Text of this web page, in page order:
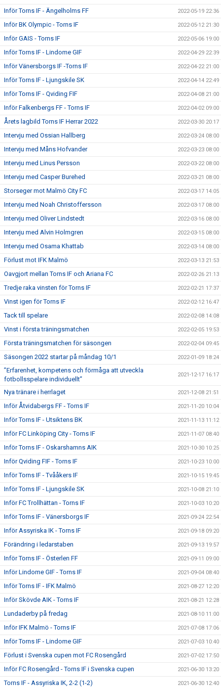
Inför Torns IF - Ängelholms FF 2022-05-19 22:36
Inför BK Olympic - Torns IF 2022-05-12 21:30
Inför GAIS - Torns IF 2022-05-06 19:00
Inför Torns IF - Lindome GIF 2022-04-29 22:39
Inför Vänersborgs IF -Torns IF 2022-04-22 21:00
Inför Torns IF - Ljungskile SK 2022-04-14 22:49
Inför Torns IF - Qviding FIF 2022-04-08 21:00
Inför Falkenbergs FF - Torns IF 2022-04-02 09:00
Årets lagbild Torns IF Herrar 2022 2022-03-30 20:17
Intervju med Ossian Hallberg 2022-03-24 08:00
Intervju med Måns Hofvander 2022-03-23 08:00
Intervju med Linus Persson 2022-03-22 08:00
Intervju med Casper Burehed 2022-03-21 08:00
Storseger mot Malmö City FC 2022-03-17 14:05
Intervju med Noah Christoffersson 2022-03-17 08:00
Intervju med Oliver Lindstedt 2022-03-16 08:00
Intervju med Alvin Holmgren 2022-03-15 08:00
Intervju med Osama Khattab 2022-03-14 08:00
Förlust mot IFK Malmö 2022-03-13 21:53
Oavgjort mellan Torns IF och Ariana FC 2022-02-26 21:13
Tredje raka vinsten för Torns IF 2022-02-21 17:37
Vinst igen för Torns IF 2022-02-12 16:47
Tack till spelare 2022-02-08 14:08
Vinst i första träningsmatchen 2022-02-05 19:53
Första träningsmatchen för säsongen 2022-02-04 09:45
Säsongen 2022 startar på måndag 10/1 2022-01-09 18:24
”Erfarenhet, kompetens och förmåga att utveckla
fotbollsspelare individuellt”
2021-12-17 16:17
Nya tränare i herrlaget 2021-12-08 21:51
Inför Åtvidabergs FF - Torns IF 2021-11-20 10:04
Inför Torns IF - Utsiktens BK 2021-11-13 11:12
Inför FC Linköping City - Torns IF 2021-11-07 08:40
Inför Torns IF - Oskarshamns AIK 2021-10-30 10:25
Inför Qviding FIF - Torns IF 2021-10-23 10:00
Inför Torns IF - Tvååkers IF 2021-10-15 19:45
Inför Torns IF - Ljungskile SK 2021-10-08 21:10
Inför FC Trollhättan - Torns IF 2021-10-03 10:20
Inför Torns IF - Vänersborgs IF 2021-09-24 22:54
Inför Assyriska IK - Torns IF 2021-09-18 09:20
Förändring i ledarstaben 2021-09-13 19:57
Inför Torns IF - Österlen FF 2021-09-11 09:00
Inför Lindome GIF - Torns IF 2021-09-04 08:40
Inför Torns IF - IFK Malmö 2021-08-27 12:20
Inför Skövde AIK - Torns IF 2021-08-21 12:28
Lundaderby på fredag 2021-08-10 11:00
Inför IFK Malmö - Torns IF 2021-07-08 17:06
Inför Torns IF - Lindome GIF 2021-07-03 10:40
Förlust i Svenska cupen mot FC Rosengård 2021-07-02 17:50
Inför FC Rosengård - Torns IF i Svenska cupen 2021-06-30 13:20
Torns IF - Assyriska IK, 2-2 (1-2) 2021-06-30 12:40